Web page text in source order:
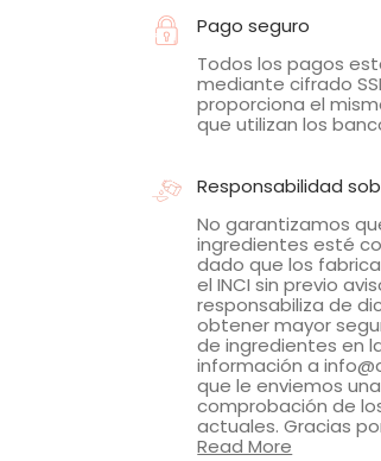
Pago seguro
Todos los pagos
mediante cifrado
proporciona el
que utilizan los
Responsabilidad
No garantizamos
ingredientes esté
dado que los
el INCI sin previo
responsabiliza de
obtener mayor
de ingredientes en
información a
que le enviemos
comprobación de
actuales. Gracias
Read More